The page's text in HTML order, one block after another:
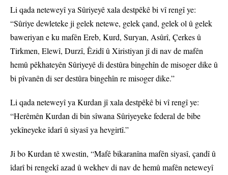
Li qada neteweyî ya Sûriyeyê xala destpêkê bi vî rengî ye:
“Sûriye dewleteke ji gelek netewe, gelek çand, gelek ol û gelek
baweriyan e ku mafên Ereb, Kurd, Suryan, Asûrî, Çerkes û
Tirkmen, Elewî, Durzî, Êzidî û Xiristiyan jî di nav de mafên
hemû pêkhateyên Sûriyeyê di destûra bingehîn de misoger dike û
bi pîvanên di ser destûra bingehîn re misoger dike.”
Li qada neteweyî ya Kurdan jî xala destpêkê bi vî rengî ye:
“Herêmên Kurdan di bin sîwana Sûriyeyeke federal de bibe
yekîneyeke îdarî û siyasî ya hevgirtî.”
Ji bo Kurdan tê xwestin, “Mafê bikaranîna mafên siyasî, çandî û
îdarî bi rengekî azad û wekhev di nav de hemû mafên neteweyî